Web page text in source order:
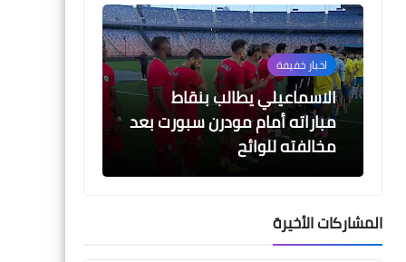
2027
اخبار خفيفة
الاسماعيلي يطالب بنقاط
مباراته أمام مودرن سبورت بعد
مخالفته للوائح
Egypt
المشاركات الأخيرة